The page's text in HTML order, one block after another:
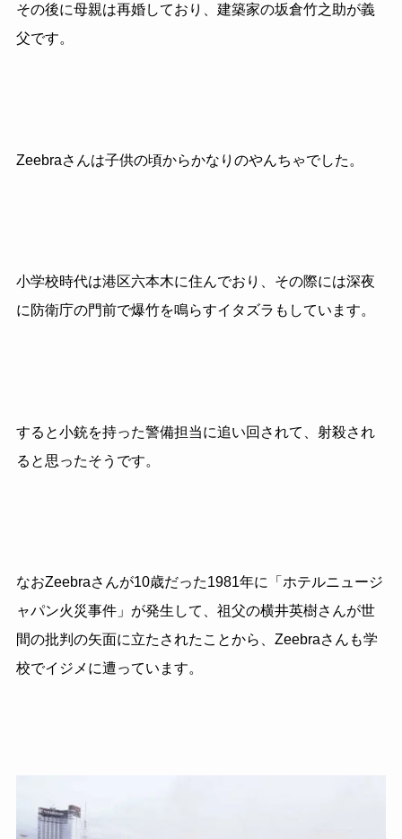
その後に母親は再婚しており、建築家の坂倉竹之助が義
父です。
Zeebraさんは子供の頃からかなりのやんちゃでした。
小学校時代は港区六本木に住んでおり、その際には深夜
に防衛庁の門前で爆竹を鳴らすイタズラもしています。
すると小銃を持った警備担当に追い回されて、射殺され
ると思ったそうです。
なおZeebraさんが10歳だった1981年に「ホテルニュージ
ャパン火災事件」が発生して、祖父の横井英樹さんが世
間の批判の矢面に立たされたことから、Zeebraさんも学
校でイジメに遭っています。